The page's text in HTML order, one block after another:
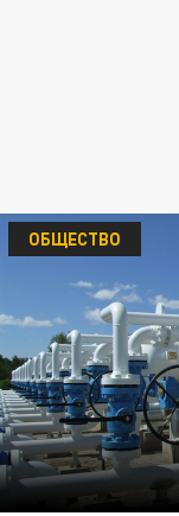
ОБЩЕСТВО